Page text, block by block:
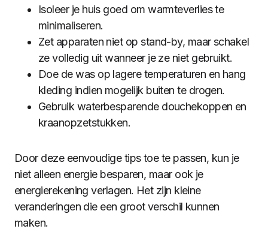
Isoleer je huis goed om warmteverlies te
minimaliseren.
Zet apparaten niet op stand-by, maar schakel
ze volledig uit wanneer je ze niet gebruikt.
Doe de was op lagere temperaturen en hang
kleding indien mogelijk buiten te drogen.
Gebruik waterbesparende douchekoppen en
kraanopzetstukken.
Door deze eenvoudige tips toe te passen, kun je
niet alleen energie besparen, maar ook je
energierekening verlagen. Het zijn kleine
veranderingen die een groot verschil kunnen
maken.